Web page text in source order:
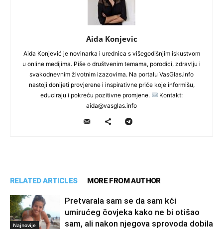
Aida Konjevic
Aida Konjević je novinarka i urednica s višegodišnjim iskustvom
u online medijima. Piše o društvenim temama, porodici, zdravlju i
svakodnevnim životnim izazovima. Na portalu VasGlas.info
nastoji donijeti provjerene i inspirativne priče koje informišu,
educiraju i pokreću pozitivne promjene.
Kontakt:
aida@vasglas.info
RELATED ARTICLES MORE FROM AUTHOR
Najnovije
Pretvarala sam se da sam kći
umirućeg čovjeka kako ne bi otišao
sam, ali nakon njegova sprovoda dobila